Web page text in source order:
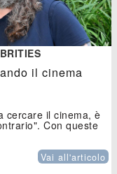
il cinema
cercare il cinema, è
Con queste
Vai all'articolo